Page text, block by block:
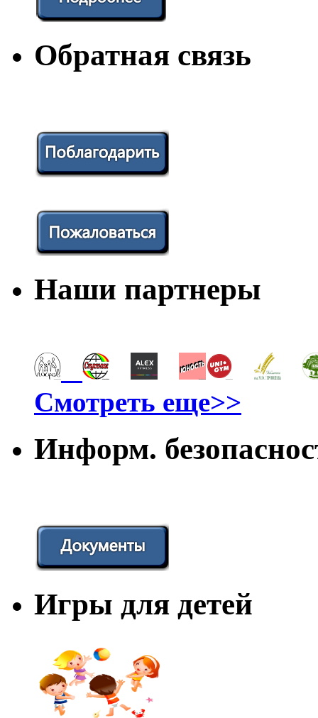
Обратная связь
Наши партнеры
Смотреть еще>>
Информ.
Игры для детей